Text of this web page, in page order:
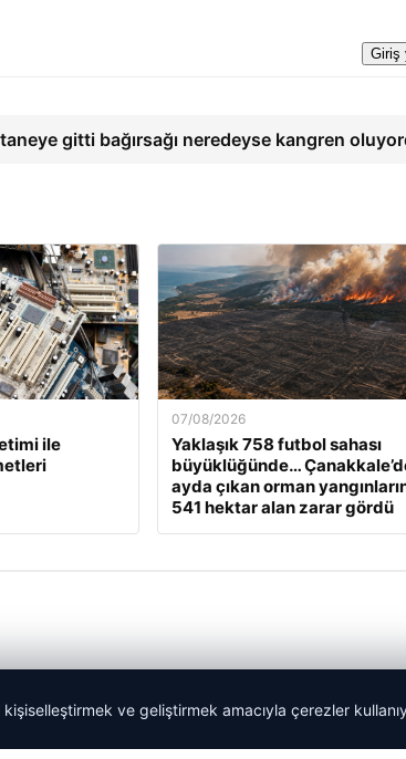
Giriş
gitti bağırsağı neredeyse kangren
ile
07/08/2026
Yaklaşık 758 futbol sahası
büyüklüğünde…
ayda çıkan orman
541 hektar alan zarar gördü
ve geliştirmek amacıyla çerezler